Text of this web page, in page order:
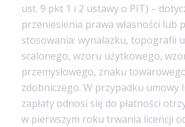
ust. 9 pkt 1 i 2 ustawy o PIT) –
przeniesienia prawa własności lub
stosowania: wynalazku, topografii
scalonego, wzoru użytkowego,
przemysłowego, znaku
zdobniczego. W przypadku umowy
zapłaty odnosi się do płatności
w pierwszym roku trwania licencji